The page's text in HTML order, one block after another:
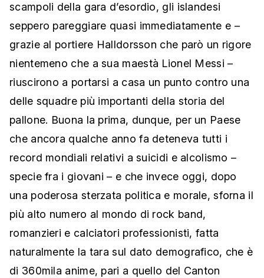
scampoli della gara d’esordio, gli islandesi
seppero pareggiare quasi immediatamente e –
grazie al portiere Halldorsson che parò un rigore
nientemeno che a sua maestà Lionel Messi –
riuscirono a portarsi a casa un punto contro una
delle squadre più importanti della storia del
pallone. Buona la prima, dunque, per un Paese
che ancora qualche anno fa deteneva tutti i
record mondiali relativi a suicidi e alcolismo –
specie fra i giovani – e che invece oggi, dopo
una poderosa sterzata politica e morale, sforna il
più alto numero al mondo di rock band,
romanzieri e calciatori professionisti, fatta
naturalmente la tara sul dato demografico, che è
di 360mila anime, pari a quello del Canton